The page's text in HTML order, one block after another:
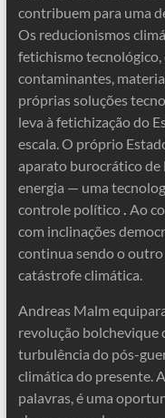
contribuem para uma
Os reducionismos
fetichismo tecnológico,
contaminantes,
próprias soluções
leva à fetichização do
escala. O próprio
aparato burocrático de
energia — uma
controle político. Ao
com inclinações
continua sendo o
catástrofe climática.
Andreas Malm
revolução bolchevique
turbulência do pós-
climática do presente.
palavras, é uma